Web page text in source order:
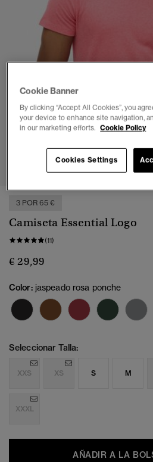
1 2 3 4
3 POR 65 €
Camiseta Essential Logo
(11)
€ 29,99
Color: jaspeado rosa ponche
Seleccionar Talla:
XXS XS S M
XXXL
AÑADIR A LA
Cookie Banner
By clicking “Accept All Cookies”, you
your device to enhance site navigation,
in our marketing efforts. Cookie Policy
Cookies Settings